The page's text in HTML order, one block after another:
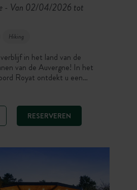
- Van 02/04/2026 tot
Hiking
in het land van de
van de Auvergne! In het
Royat ontdekt u een
Kom tot verfrissing in de
van de bomen of neem een
het zwembad na een dag vol
van de mooiste plekken van
zoals de Puy de Dôme.
RESERVEREN